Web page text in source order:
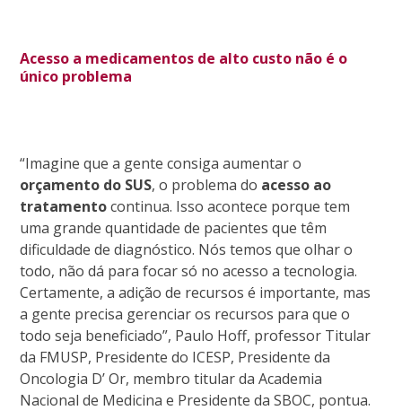
Acesso a medicamentos de alto custo não é o
único problema
“Imagine que a gente consiga aumentar o
orçamento do SUS, o problema do acesso ao
tratamentocontinua. Isso acontece porque tem
uma grande quantidade de pacientes que têm
dificuldade de diagnóstico. Nós temos que olhar o
todo, não dá para focar só no acesso a tecnologia.
Certamente, a adição de recursos é importante, mas
a gente precisa gerenciar os recursos para que o
todo seja beneficiado”, Paulo Hoff, professor Titular
da FMUSP, Presidente do ICESP, Presidente da
Oncologia D’ Or, membro titular da Academia
Nacional de Medicina e Presidente da SBOC, pontua.